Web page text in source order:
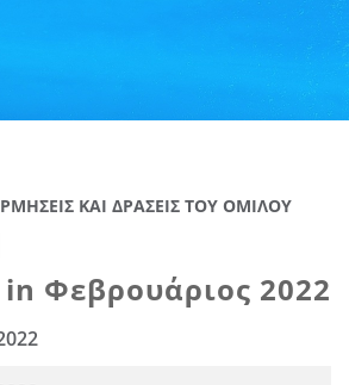
ΚΑΙ ΔΡΑΣΕΙΣ ΤΟΥ ΟΜΙΛΟΥ
Φεβρουάριος 2022